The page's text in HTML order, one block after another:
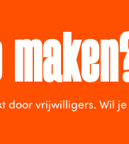
door vrijwilligers. Wil